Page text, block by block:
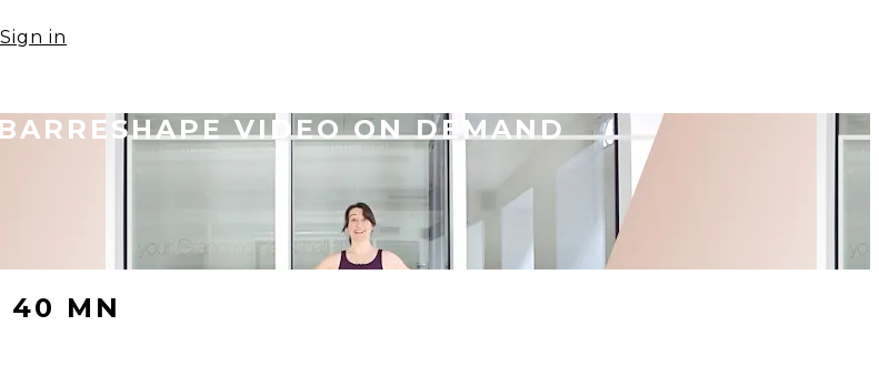
Sign in
VIDEO ON DEMAND
40 MN